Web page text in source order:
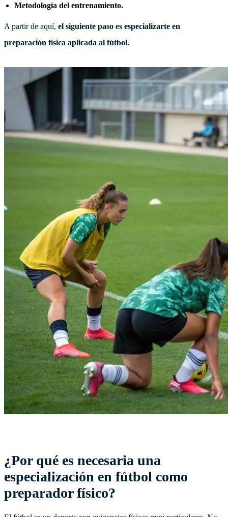
Metodología del entrenamiento.
A partir de aquí, el siguiente paso es especializarte en
preparación física aplicada al fútbol.
¿Por qué es necesaria una
especialización en fútbol como
preparador físico?